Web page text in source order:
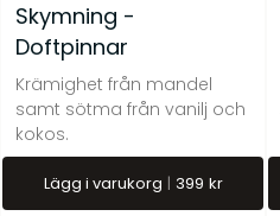
Skymning -
Doftpinnar
Krämighet från mandel
samt sötma från vanilj och
kokos.
Lägg i varukorg 399 kr